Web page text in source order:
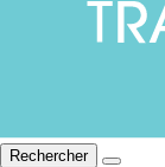
Rechercher